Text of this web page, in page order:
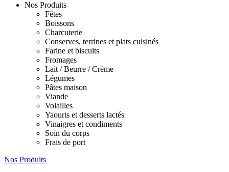
Nos Produits
Fêtes
Boissons
Charcuterie
Conserves, terrines et plats cuisinés
Farine et biscuits
Fromages
Lait / Beurre / Crème
Légumes
Pâtes maison
Viande
Volailles
Yaourts et desserts lactés
Vinaigres et condiments
Soin du corps
Frais de port
Nos Produits